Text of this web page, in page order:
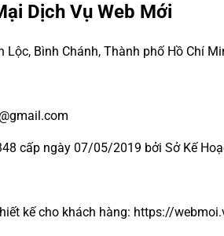
Dịch Vụ Web Mới
Lộc, Bình Chánh, Thành phố Hồ Chí
cấp ngày 07/05/2019 bởi Sở Kế
kế cho khách hàng: https://